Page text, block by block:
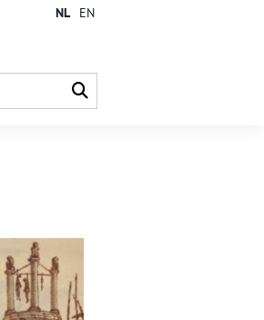
NL EN